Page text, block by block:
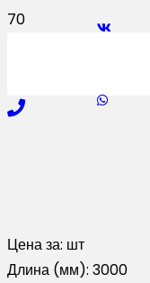
Цена за: шт
Длина (мм): 3000